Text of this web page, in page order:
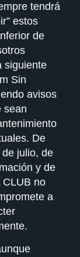
tendrá
estos
de
siguiente
Sin
avisos
sean
De
julio, de
y de
CLUB no
a